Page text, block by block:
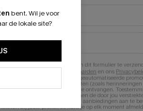
bent. Wil je voor
de lokale site?
contactgegevens in te vullen en dit formulier te
Algemene Voorwaarden en ons
tevens mee in om herhaalde geautomatiseerde
marketingberichten (zoals
en e-mails van Cupshe te ontvangen.
voor een aankoop. We kunnen de door jou
gebruiken om producten en aanbiedingen aan te
bij jouw profiel. Je kunt je op elk moment